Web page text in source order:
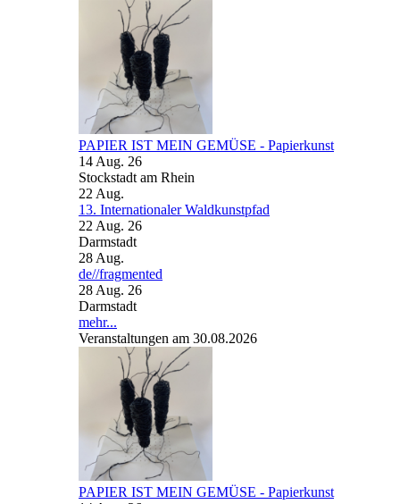
PAPIER IST MEIN GEMÜSE - Papierkunst
14 Aug. 26
Stockstadt am Rhein
22 Aug.
13. Internationaler Waldkunstpfad
22 Aug. 26
Darmstadt
28 Aug.
de//fragmented
28 Aug. 26
Darmstadt
mehr...
Veranstaltungen am 30.08.2026
PAPIER IST MEIN GEMÜSE - Papierkunst